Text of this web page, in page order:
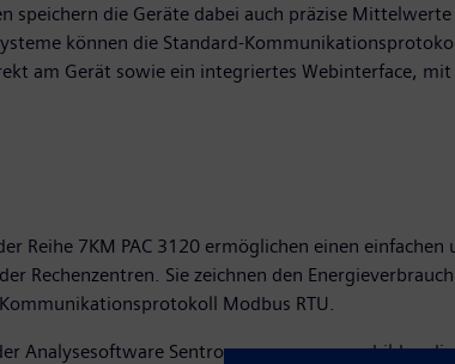
speichern die Geräte dabei auch präzise
können die Standard-
am Gerät sowie ein integriertes Webinterface,
Reihe 7KM PAC 3120 ermöglichen einen
Rechenzentren. Sie zeichnen den
Modbus RTU.
Analysesoftware Sentron powermanager bilden